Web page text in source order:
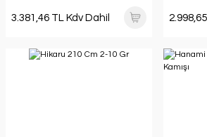
3.381,46 TL Kdv Dahil